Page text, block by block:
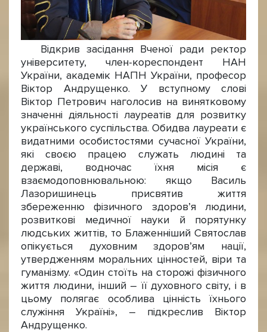
Відкрив засідання Вченої ради ректор
університету, член-кореспондент НАН
України, академік НАПН України, професор
Віктор Андрущенко. У вступному слові
Віктор Петрович наголосив на винятковому
значенні діяльності лауреатів для розвитку
українського суспільства. Обидва лауреати є
видатними особистостями сучасної України,
які своєю працею служать людині та
державі, водночас їхня місія є
взаємодоповнювальною: якщо Василь
Лазоришинець присвятив життя
збереженню фізичного здоров’я людини,
розвиткові медичної науки й порятунку
людських життів, то Блаженніший Святослав
опікується духовним здоров’ям нації,
утвердженням моральних цінностей, віри та
гуманізму. «Один стоїть на сторожі фізичного
життя людини, інший – її духовного світу, і в
цьому полягає особлива цінність їхнього
служіння Україні», – підкреслив Віктор
Андрущенко.